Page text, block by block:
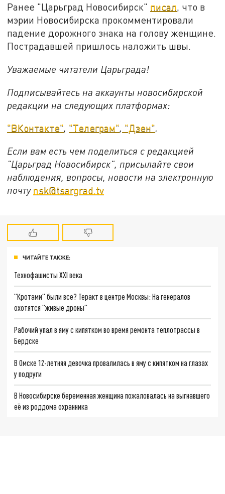
Ранее "Царьград Новосибирск" писал, что в
мэрии Новосибирска прокомментировали
падение дорожного знака на голову женщине.
Пострадавшей пришлось наложить швы.
Уважаемые читатели Царьграда!
Подписывайтесь на аккаунты новосибирской
редакции на следующих платформах:
"ВКонтакте", "Телеграм", "Дзен".
Если вам есть чем поделиться с редакцией
"Царьград Новосибирск", присылайте свои
наблюдения, вопросы, новости на электронную
почту nsk@tsargrad.tv
ЧИТАЙТЕ ТАКЖЕ:
Технофашисты XXI века
"Кротами" были все? Теракт в центре Москвы: На генералов
охотятся "живые дроны"
Рабочий упал в яму с кипятком во время ремонта теплотрассы в
Бердске
В Омске 12-летняя девочка провалилась в яму с кипятком на глазах
у подруги
В Новосибирске беременная женщина пожаловалась на выгнавшего
её из роддома охранника